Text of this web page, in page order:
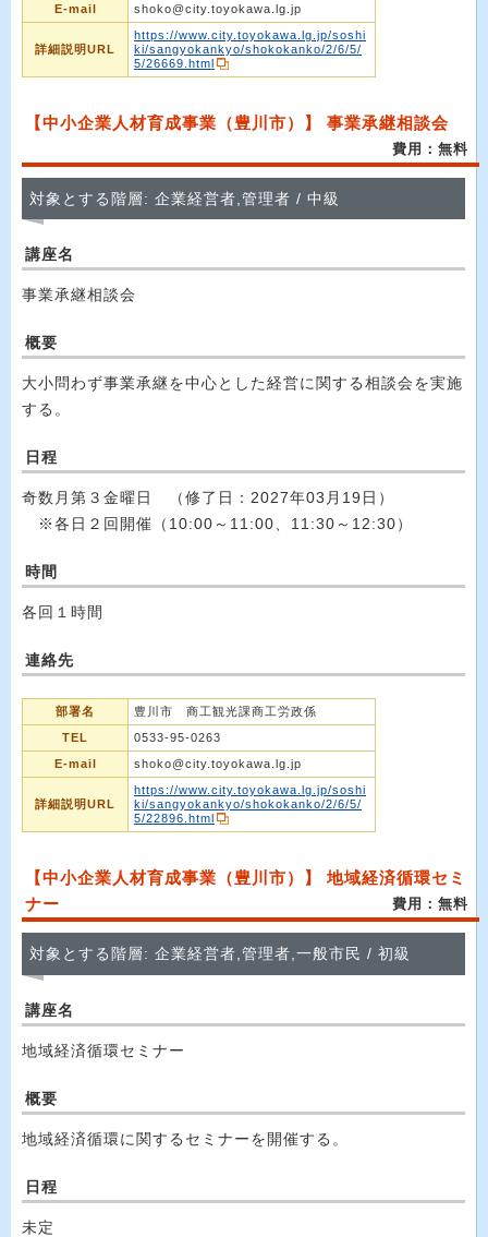
E-mail
shoko@city.toyokawa.lg.jp
詳細説明URL
https://www.city.toyokawa.lg.jp/soshi
ki/sangyokankyo/shokokanko/2/6/5/
5/26669.html
【中小企業人材育成事業（豊川市）】 事業承継相談会
費用：無料
対象とする階層: 企業経営者,管理者 / 中級
講座名
事業承継相談会
概要
大小問わず事業承継を中心とした経営に関する相談会を実施
する。
日程
奇数月第３金曜日 （修了日：2027年03月19日）
※各日２回開催（10:00～11:00、11:30～12:30）
時間
各回１時間
連絡先
部署名
豊川市 商工観光課商工労政係
TEL
0533-95-0263
E-mail
shoko@city.toyokawa.lg.jp
詳細説明URL
https://www.city.toyokawa.lg.jp/soshi
ki/sangyokankyo/shokokanko/2/6/5/
5/22896.html
【中小企業人材育成事業（豊川市）】 地域経済循環セミ
ナー
費用：無料
対象とする階層: 企業経営者,管理者,一般市民 / 初級
講座名
地域経済循環セミナー
概要
地域経済循環に関するセミナーを開催する。
日程
未定